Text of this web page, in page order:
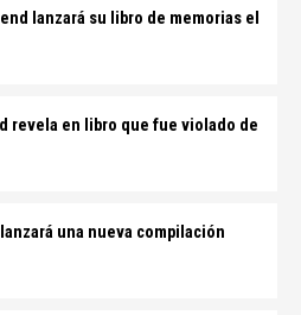
lanzará su libro de memorias el
revela en libro que fue violado de
una nueva compilación